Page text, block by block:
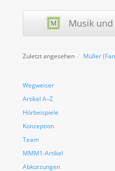
Musik
Zuletzt angesehen Müller
Wegweiser
Artikel A–Z
Hörbeispiele
Konzeption
Team
MMM1-Artikel
Abkürzungen